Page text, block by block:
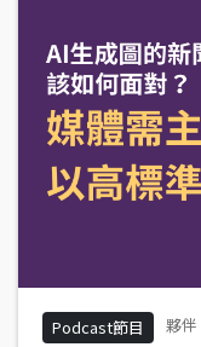
Podcast節目